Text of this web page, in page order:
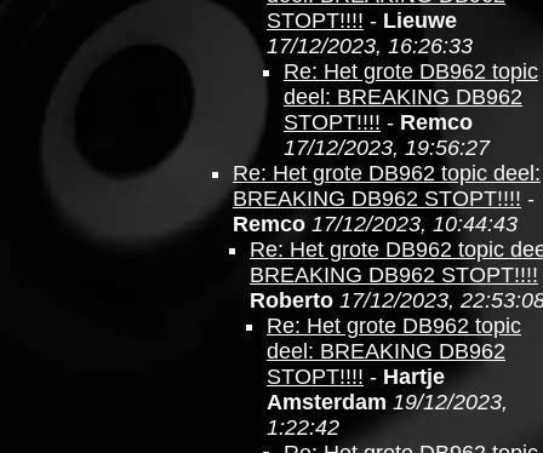
STOPT!!!! - Lieuwe
17/12/2023, 16:26:33
Re: Het grote DB962 topic
deel: BREAKING DB962
STOPT!!!! - Remco
17/12/2023, 19:56:27
Re: Het grote DB962 topic deel:
BREAKING DB962 STOPT!!!! -
Remco 17/12/2023, 10:44:43
Re: Het grote DB962 topic
BREAKING DB962 STOPT!!!!
Roberto 17/12/2023,
Re: Het grote DB962 topic
deel: BREAKING DB962
STOPT!!!! - Hartje
Amsterdam 19/12/2023,
1:22:42